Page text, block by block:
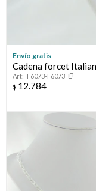
Envío gratis
Cadena forcet
F6073-F6073
$ 12.784